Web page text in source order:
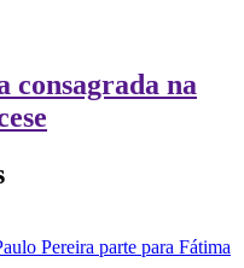
consagrada na
Pereira parte para Fátima